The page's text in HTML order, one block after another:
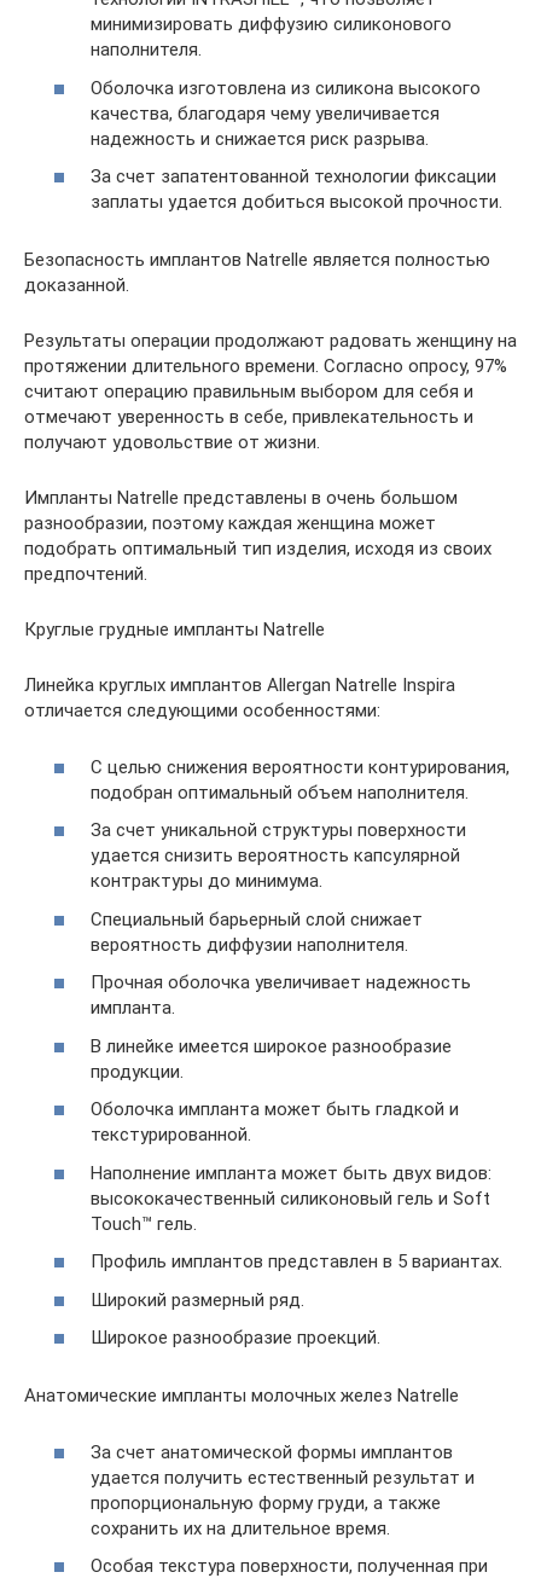
минимизировать диффузию силиконового
наполнителя.
Оболочка изготовлена из силикона высокого
качества, благодаря чему увеличивается
надежность и снижается риск разрыва.
За счет запатентованной технологии фиксации
заплаты удается добиться высокой прочности.
Безопасность имплантов Natrelle является полностью
доказанной.
Результаты операции продолжают радовать женщину на
протяжении длительного времени. Согласно опросу, 97%
считают операцию правильным выбором для себя и
отмечают уверенность в себе, привлекательность и
получают удовольствие от жизни.
Импланты Natrelle представлены в очень большом
разнообразии, поэтому каждая женщина может
подобрать оптимальный тип изделия, исходя из своих
предпочтений.
Круглые грудные импланты Natrelle
Линейка круглых имплантов Аllergan Natrelle Inspira
отличается следующими особенностями:
С целью снижения вероятности контурирования,
подобран оптимальный объем наполнителя.
За счет уникальной структуры поверхности
удается снизить вероятность капсулярной
контрактуры до минимума.
Специальный барьерный слой снижает
вероятность диффузии наполнителя.
Прочная оболочка увеличивает надежность
импланта.
В линейке имеется широкое разнообразие
продукции.
Оболочка импланта может быть гладкой и
текстурированной.
Наполнение импланта может быть двух видов:
высококачественный силиконовый гель и Soft
Touch™ гель.
Профиль имплантов представлен в 5 вариантах.
Широкий размерный ряд.
Широкое разнообразие проекций.
Анатомические импланты молочных желез Natrelle
За счет анатомической формы имплантов
удается получить естественный результат и
пропорциональную форму груди, а также
сохранить их на длительное время.
Особая текстура поверхности, полученная при